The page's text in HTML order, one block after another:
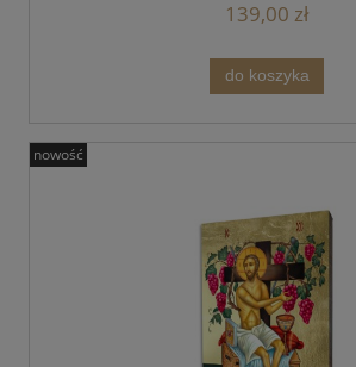
139,00 zł
do koszyka
nowość